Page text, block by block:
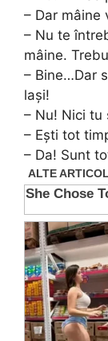
– Dar mâine
– Nu te
mâine.
– Bine…Dar
laşi!
– Nu! Nici tu
– Eşti tot
– Da! Sunt